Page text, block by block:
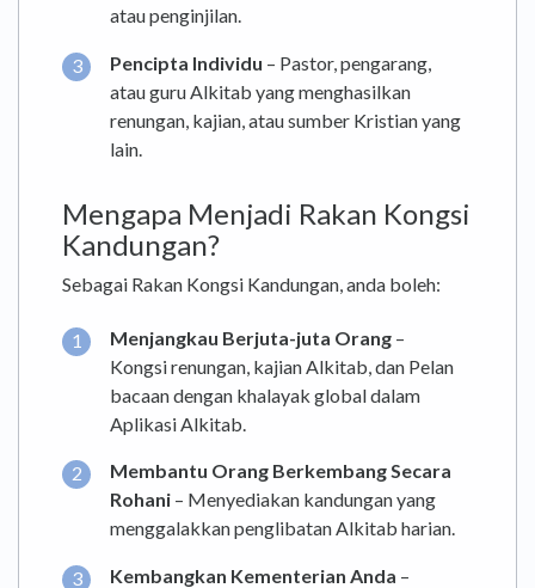
atau penginjilan.
Pencipta Individu – Pastor, pengarang,
atau guru Alkitab yang menghasilkan
renungan, kajian, atau sumber Kristian yang
lain.
Mengapa Menjadi Rakan Kongsi
Kandungan?
Sebagai Rakan Kongsi Kandungan, anda boleh:
Menjangkau Berjuta-juta Orang –
Kongsi renungan, kajian Alkitab, dan Pelan
bacaan dengan khalayak global dalam
Aplikasi Alkitab.
Membantu Orang Berkembang Secara
Rohani – Menyediakan kandungan yang
menggalakkan penglibatan Alkitab harian.
Kembangkan Kementerian Anda –